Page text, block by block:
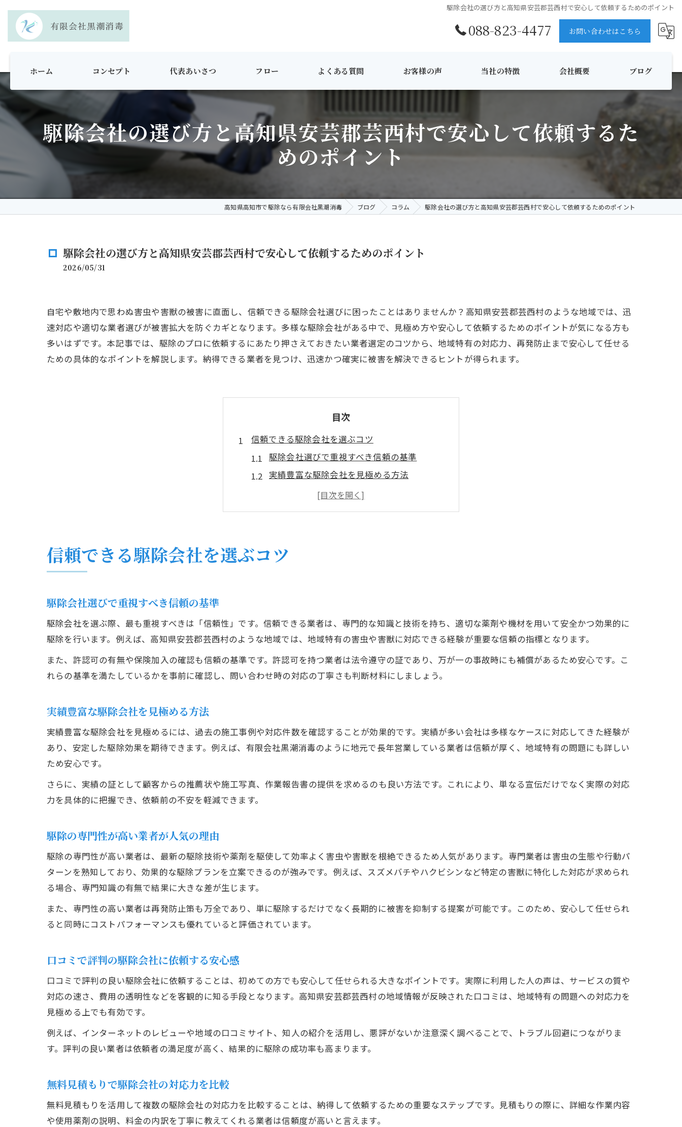
駆除会社の選び方と高知県安芸郡芸西村で安心して依頼するためのポイント
088-823-4477 お問い合わせはこちら
ホーム コンセプト 代表あいさつ フロー よくある質問 お客様の声 当社の特徴
消毒
無料見積
会社概要 ブログ
駆除会社の選び方と高知県安芸郡芸西村で安心して依頼するた
めのポイント
高知県高知市で駆除なら有限会社黒潮消毒 ブログ コラム 駆除会社の選び方と高知県安芸郡芸西村で安心して依頼するためのポイント
駆除会社の選び方と高知県安芸郡芸西村で安心して依頼するためのポイント
2026/05/31
自宅や敷地内で思わぬ害虫や害獣の被害に直面し、信頼できる駆除会社選びに困ったことはありませんか？高知県安芸郡芸西村のような地域では、迅
速対応や適切な業者選びが被害拡大を防ぐカギとなります。多様な駆除会社がある中で、見極め方や安心して依頼するためのポイントが気になる方も
多いはずです。本記事では、駆除のプロに依頼するにあたり押さえておきたい業者選定のコツから、地域特有の対応力、再発防止まで安心して任せる
ための具体的なポイントを解説します。納得できる業者を見つけ、迅速かつ確実に被害を解決できるヒントが得られます。
目次
信頼できる駆除会社を選ぶコツ
駆除会社選びで重視すべき信頼の基準
実績豊富な駆除会社を見極める方法
駆除の専門性が高い業者が人気の理由
口コミで評判の駆除会社に依頼する安心感
高知県安芸郡芸西村での駆除依頼の注意点
芸西村の駆除依頼で確認すべき対応範囲
駆除依頼時のトラブルを防ぐポイント
地域密着の駆除会社で迅速対応を実現
駆除会社の定期点検で被害を未然に防ぐ
プロによる駆除相談で適切な対応を選択
芸西村で再発防止も安心の駆除方法
保証付き駆除で長期的な安心を実現
駆除のプロが対応するメリットを解説
駆除後も安心できる業者選びの決め手
信頼できる駆除会社を選ぶコツ
駆除会社選びで重視すべき信頼の基準
駆除会社を選ぶ際、最も重視すべきは「信頼性」です。信頼できる業者は、専門的な知識と技術を持ち、適切な薬剤や機材を用いて安全かつ効果的に
駆除を行います。例えば、高知県安芸郡芸西村のような地域では、地域特有の害虫や害獣に対応できる経験が重要な信頼の指標となります。
また、許認可の有無や保険加入の確認も信頼の基準です。許認可を持つ業者は法令遵守の証であり、万が一の事故時にも補償があるため安心です。こ
れらの基準を満たしているかを事前に確認し、問い合わせ時の対応の丁寧さも判断材料にしましょう。
実績豊富な駆除会社を見極める方法
実績豊富な駆除会社を見極めるには、過去の施工事例や対応件数を確認することが効果的です。実績が多い会社は多様なケースに対応してきた経験が
あり、安定した駆除効果を期待できます。例えば、有限会社黒潮消毒のように地元で長年営業している業者は信頼が厚く、地域特有の問題にも詳しい
ため安心です。
さらに、実績の証として顧客からの推薦状や施工写真、作業報告書の提供を求めるのも良い方法です。これにより、単なる宣伝だけでなく実際の対応
力を具体的に把握でき、依頼前の不安を軽減できます。
駆除の専門性が高い業者が人気の理由
駆除の専門性が高い業者は、最新の駆除技術や薬剤を駆使して効率よく害虫や害獣を根絶できるため人気があります。専門業者は害虫の生態や行動パ
ターンを熟知しており、効果的な駆除プランを立案できるのが強みです。例えば、スズメバチやハクビシンなど特定の害獣に特化した対応が求められ
る場合、専門知識の有無で結果に大きな差が生じます。
また、専門性の高い業者は再発防止策も万全であり、単に駆除するだけでなく長期的に被害を抑制する提案が可能です。このため、安心して任せられ
ると同時にコストパフォーマンスも優れていると評価されています。
口コミで評判の駆除会社に依頼する安心感
口コミで評判の良い駆除会社に依頼することは、初めての方でも安心して任せられる大きなポイントです。実際に利用した人の声は、サービスの質や
対応の速さ、費用の透明性などを客観的に知る手段となります。高知県安芸郡芸西村の地域情報が反映された口コミは、地域特有の問題への対応力を
見極める上でも有効です。
例えば、インターネットのレビューや地域の口コミサイト、知人の紹介を活用し、悪評がないか注意深く調べることで、トラブル回避につながりま
す。評判の良い業者は依頼者の満足度が高く、結果的に駆除の成功率も高まります。
無料見積もりで駆除会社の対応力を比較
無料見積もりを活用して複数の駆除会社の対応力を比較することは、納得して依頼するための重要なステップです。見積もりの際に、詳細な作業内容
や使用薬剤の説明、料金の内訳を丁寧に教えてくれる業者は信頼度が高いと言えます。